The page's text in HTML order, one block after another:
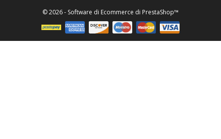
© 2026 - Software di Ecommerce di PrestaShop™